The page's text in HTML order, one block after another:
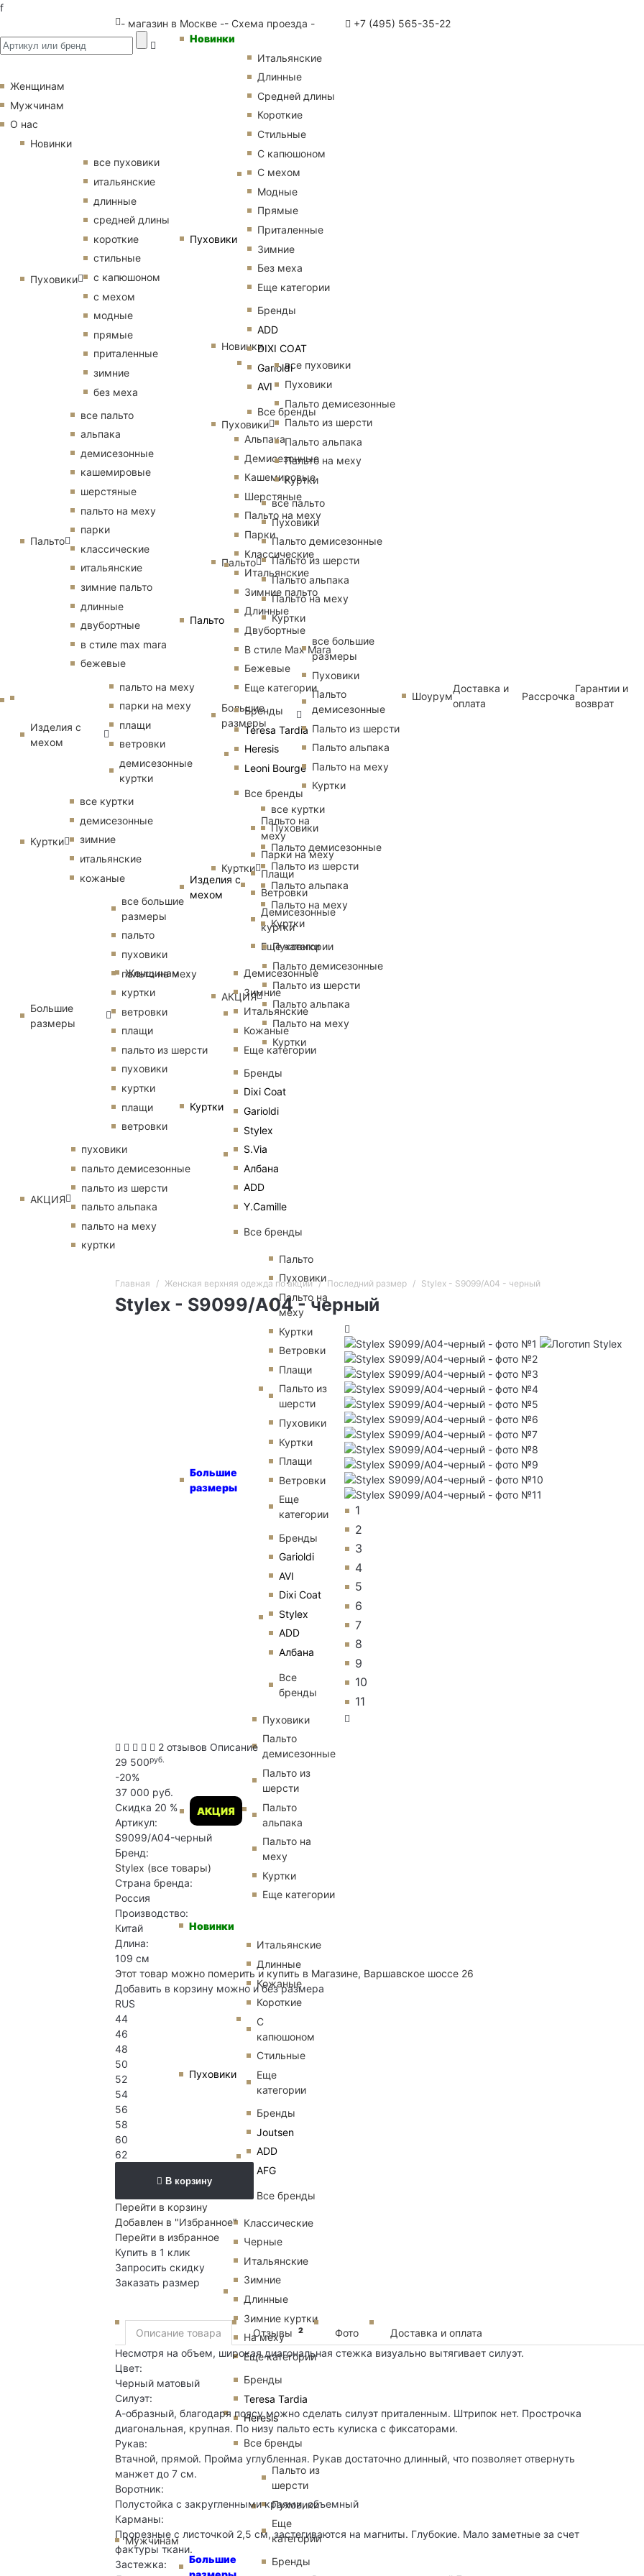
f
- магазин в Москве -- Схема проезда - +7 (495) 565-35-22
Женщинам
Новинки
Пуховики
Итальянские
Длинные
Средней длины
Короткие
Стильные
С капюшоном
С мехом
Модные
Прямые
Приталенные
Зимние
Без меха
Еще категории
Бренды
ADD
DIXI COAT
Garioldi
AVI
Все бренды
Пальто
Альпака
Демисезонные
Кашемировые
Шерстяные
Пальто на меху
Парки
Классические
Итальянские
Зимние пальто
Длинные
Двубортные
В стиле Max Mara
Бежевые
Еще категории
Бренды
Teresa Tardia
Heresis
Leoni Bourge
Все бренды
Изделия с
мехом
Пальто на
меху
Парки на меху
Плащи
Ветровки
Демисезонные
куртки
Еще категории
Куртки
Демисезонные
Зимние
Итальянские
Кожаные
Еще категории
Бренды
Dixi Coat
Garioldi
Stylex
S.Via
Албана
ADD
Y.Camille
Все бренды
Большие
размеры
Пальто
Пуховики
Пальто на
меху
Куртки
Ветровки
Плащи
Пальто из
шерсти
Пуховики
Куртки
Плащи
Ветровки
Еще
категории
Бренды
Garioldi
AVI
Dixi Coat
Stylex
ADD
Албана
Все
бренды
АКЦИЯ
Пуховики
Пальто
демисезонные
Пальто из
шерсти
Пальто
альпака
Пальто на
меху
Куртки
Еще категории
Мужчинам
Новинки
Пуховики
Итальянские
Длинные
Кожаные
Короткие
С
капюшоном
Стильные
Еще
категории
Бренды
Joutsen
ADD
AFG
Все бренды
Пальто
Классические
Черные
Итальянские
Зимние
Длинные
Зимние куртки
На меху
Еще категории
Бренды
Teresa Tardia
Heresis
Все бренды
Большие
Пальто из
шерсти
Пуховики
Еще
категории
Бренды
Женщинам
Мужчинам
О нас
Новинки
Пуховики
все пуховики
итальянские
длинные
средней длины
короткие
стильные
с капюшоном
с мехом
модные
прямые
приталенные
зимние
без меха
Пальто
все пальто
альпака
демисезонные
кашемировые
шерстяные
пальто на меху
парки
классические
итальянские
зимние пальто
длинные
двубортные
в стиле max mara
бежевые
Изделия с
мехом
пальто на меху
парки на меху
плащи
ветровки
демисезонные
куртки
Куртки
все куртки
демисезонные
зимние
итальянские
кожаные
Большие
размеры
все большие
размеры
пальто
пуховики
пальто на меху
куртки
ветровки
плащи
пальто из шерсти
пуховики
куртки
плащи
ветровки
АКЦИЯ
пуховики
пальто демисезонные
пальто из шерсти
пальто альпака
пальто на меху
куртки
Новинки
Пуховики
все пуховики
Пуховики
Пальто демисезонные
Пальто из шерсти
Пальто альпака
Пальто на меху
Куртки
Пальто
все пальто
Пуховики
Пальто демисезонные
Пальто из шерсти
Пальто альпака
Пальто на меху
Куртки
Большие
размеры
все большие
размеры
Пуховики
Пальто
демисезонные
Пальто из шерсти
Пальто альпака
Пальто на меху
Куртки
Куртки
все куртки
Пуховики
Пальто демисезонные
Пальто из шерсти
Пальто альпака
Пальто на меху
Куртки
АКЦИЯ
Пуховики
Пальто демисезонные
Пальто из шерсти
Пальто альпака
Пальто на меху
Куртки
Шоурум
Доставка и
оплата
Рассрочка
Гарантии и
возврат
Главная Женская верхняя одежда по акции Последний размер Stylex - S9099/A04 - черный
Stylex - S9099/A04 - черный
1
2
3
4
5
6
7
8
9
10
11
2 отзывов Описание
29 500руб.
-20%
37 000 руб.
Скидка 20 %
Артикул:
S9099/A04-черный
Бренд:
Stylex (все товары)
Страна бренда:
Россия
Производство:
Китай
Длина:
109 см
Этот товар можно померить и купить в Магазине, Варшавское шоссе 26
Добавить в корзину можно и без размера
RUS
44
46
48
50
52
54
56
58
60
62
В корзину
Перейти в корзину
Добавлен в "Избранное"
Перейти в избранное
Купить в 1 клик
Запросить скидку
Заказать размер
Описание товара Отзывы 2 Фото
Доставка и оплата
Несмотря на объем, широкая диагональная стежка визуально вытягивает силуэт.
Цвет:
Черный матовый
Силуэт:
А-образный, благодаря поясу можно сделать силуэт приталенным. Штрипок нет. Прострочка
диагональная, крупная. По низу пальто есть кулиска с фиксаторами.
Рукав:
Втачной, прямой. Пройма углубленная. Рукав достаточно длинный, что позволяет отвернуть
манжет до 7 см.
Воротник:
Полустойка с закругленными краями, объемный
Карманы:
Прорезные с листочкой 2,5 см, застегиваются на магниты. Глубокие. Мало заметные за счет
фактуры ткани.
Застежка: